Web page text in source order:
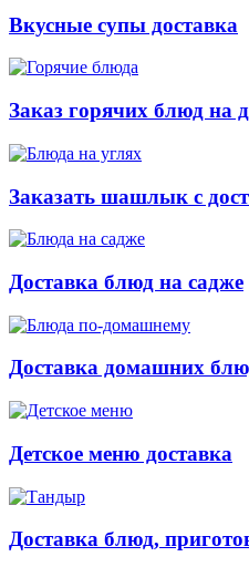
Вкусные супы доставка
Заказ горячих блюд на
Заказать шашлык с
Доставка блюд на садже
Доставка домашних
Детское меню доставка
Доставка блюд,